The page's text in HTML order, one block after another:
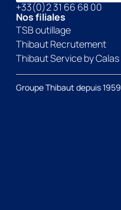
+33(0)2 31 66 68 00
Nos filiales
TSB outillage
Thibaut Recrutement
Thibaut Service by Calas
Groupe Thibaut depuis 1959